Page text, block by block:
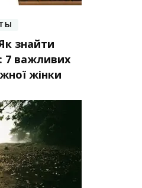
знайти
7 важливих
жінки